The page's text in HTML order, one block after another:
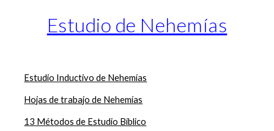
Estudio de Nehemías
Estudio Inductivo de Nehemías
Hojas de trabajo de Nehemías
13 Métodos de Estudio Bíblico